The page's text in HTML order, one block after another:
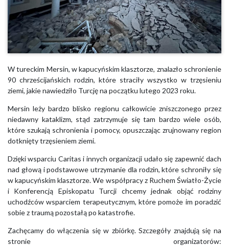
W tureckim Mersin, w kapucyńskim klasztorze, znalazło schronienie
90 chrześcijańskich rodzin, które straciły wszystko w trzęsieniu
ziemi, jakie nawiedziło Turcję na początku lutego 2023 roku.
Mersin leży bardzo blisko regionu całkowicie zniszczonego przez
niedawny kataklizm, stąd zatrzymuje się tam bardzo wiele osób,
które szukają schronienia i pomocy, opuszczając zrujnowany region
dotknięty trzęsieniem ziemi.
Dzięki wsparciu Caritas i innych organizacji udało się zapewnić dach
nad głową i podstawowe utrzymanie dla rodzin, które schroniły się
w kapucyńskim klasztorze. We współpracy z Ruchem Światło-Życie
i Konferencją Episkopatu Turcji chcemy jednak objąć rodziny
uchodźców wsparciem terapeutycznym, które pomoże im poradzić
sobie z traumą pozostałą po katastrofie.
Zachęcamy do włączenia się w zbiórkę. Szczegóły znajdują się na
stronie organizatorów: